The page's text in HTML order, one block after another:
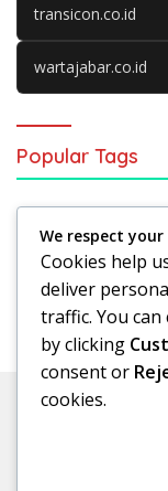
transicon.co.id
wartajabar.co.id
Popular Tags
Analisis
Sepak Bola
We respect your
Cookies help
deliver
traffic. You
by clicking
consent or
cookies.